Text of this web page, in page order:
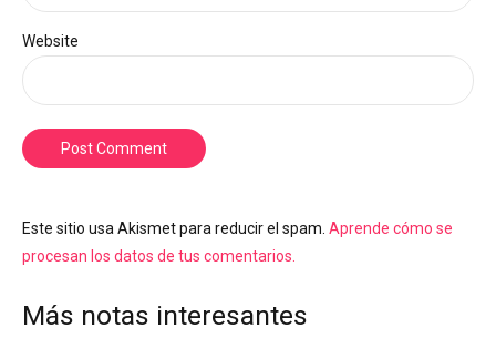
Website
Post Comment
Este sitio usa Akismet para reducir el spam. Aprende cómo se
procesan los datos de tus comentarios.
Más notas interesantes